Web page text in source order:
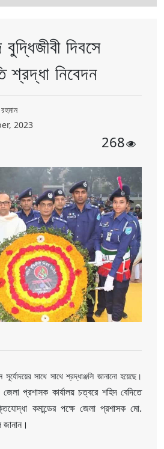
বুদ্ধিজীবী দিবসে
শ্রদ্ধা নিবেদন
2023
268
সূর্যোদয়ের সাথে সাথে শ্রদ্ধাঞ্জলি জানানো হয়েছে।
প্রশাসক কার্যালয় চত্বরে শহিদ বেদিতে
কমান্ডের পক্ষে জেলা প্রশাসক মো.
জানান।